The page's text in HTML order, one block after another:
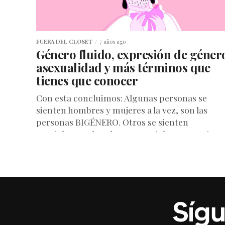
FUERA DEL CLOSET 7 años ago
Género fluido, expresión de
asexualidad y más términos que
tienes que conocer
Con esta concluimos: Algunas personas se
sienten hombres y mujeres a la vez, son las
personas BIGÉNERO. Otros se sienten
parcialmente hombres o parcialmente